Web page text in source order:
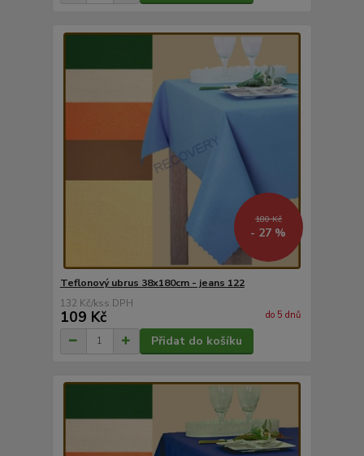
180 Kč
- 27 %
Teflonový ubrus 38x180cm - jeans 122
132 Kč/ks
109 Kč do 5 dnů
Přidat do košíku